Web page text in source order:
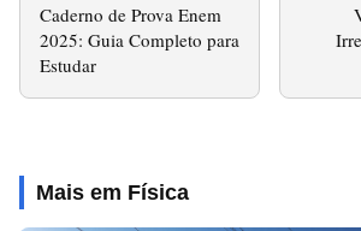
Caderno de Prova Enem
2025: Guia Completo para
Estudar
Mais em Física